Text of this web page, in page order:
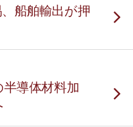
船舶輸出が押
導体材料加